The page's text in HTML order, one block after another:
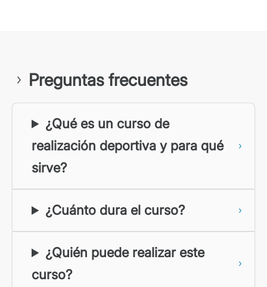
Preguntas frecuentes
¿Qué es un curso de
realización deportiva y para qué
sirve?
¿Cuánto dura el curso?
¿Quién puede realizar este
curso?